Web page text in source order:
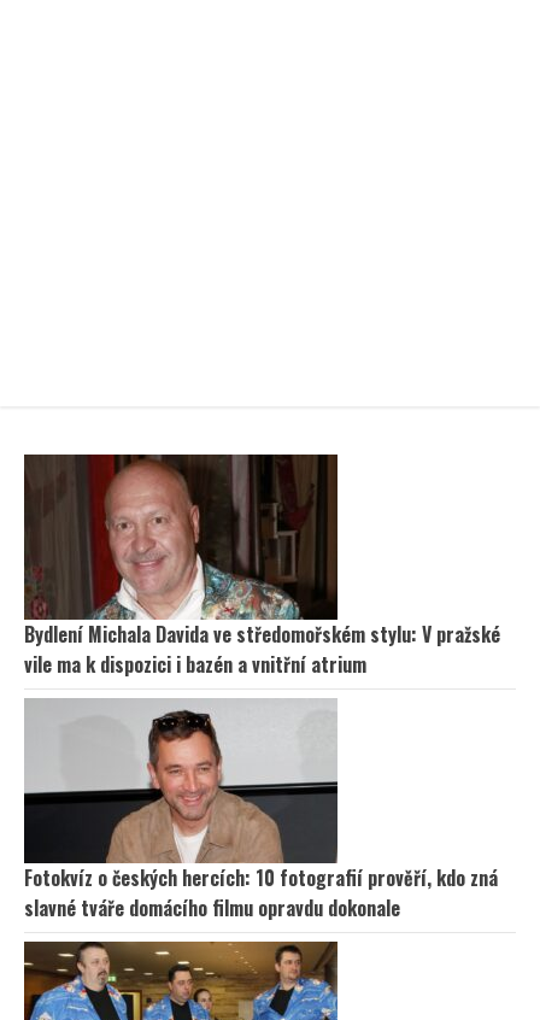
Bydlení Michala Davida ve středomořském stylu: V pražské
vile ma k dispozici i bazén a vnitřní atrium
Fotokvíz o českých hercích: 10 fotografií prověří, kdo zná
slavné tváře domácího filmu opravdu dokonale